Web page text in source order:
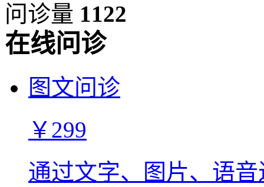
问诊量 1122
在线问诊
图文问诊
￥299
通过文字、图片、语